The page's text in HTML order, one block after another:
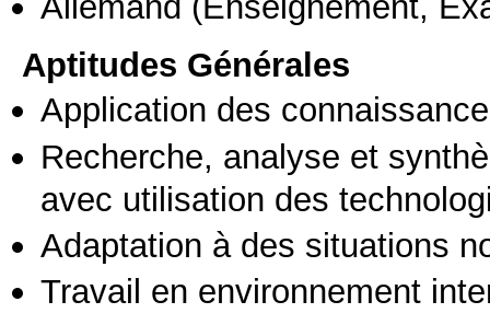
Aptitudes Générales
Application des
Recherche, analyse et
avec utilisation des
Adaptation à des situations
Travail en environnement